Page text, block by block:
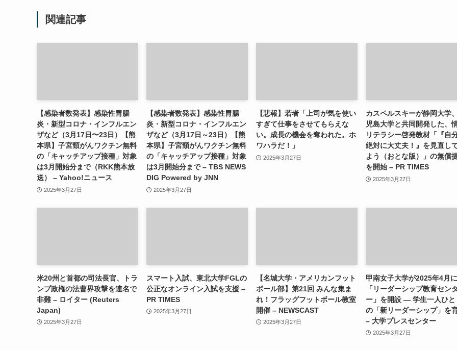
関連記事
【感染者数発表】感染性胃腸
炎・新型コロナ・インフルエン
ザなど（3月17日〜23日）【熊
本県】子宮頸がんワクチン無料
の「キャッチアップ接種」対象
は3月開始分まで（RKK熊本放
送） – Yahoo!ニュース
2025年3月27日
【感染者数発表】感染性胃腸
炎・新型コロナ・インフルエン
ザなど（3月17日～23日）【熊
本県】子宮頸がんワクチン無料
の「キャッチアップ接種」対象
は3月開始分まで – TBS NEWS
DIG Powered by JNN
2025年3月27日
【悲報】若者「上司が気を使い
すぎて仕事をさせてもらえな
い。成長の機会を奪われた。ホ
ワハラだ！」
2025年3月27日
カスペルスキーが静岡大学
児島大学と共同開発した、
リテラシー啓発教材「『自
絶対に大丈夫！』を見直し
よう（おとな版）」の無償
を開始 – PR TIMES
2025年3月27日
米20州と首都の司法長官、トラ
ンプ政権の法曹界攻撃を連名で
非難 – ロイター (Reuters
Japan)
2025年3月27日
スマート入試、東北大学FGLの
公正なオンライン入試を支援 –
PR TIMES
2025年3月27日
【名城大学・アメリカンフット
ボール部】第21回 みんな集ま
れ！フラッグフットボール教室
開催 – NEWSCAST
2025年3月27日
甲南女子大学が2025年4月に
「リーダーシップ教育セン
ー」を開設 ― 学生一人ひと
の「新リーダーシップ」を
– 大学プレスセンター
2025年3月27日